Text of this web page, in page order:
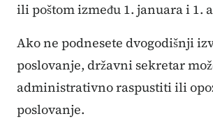
ili poštom između 1. januara i 1.
Ako ne podnesete dvogodišnji
poslovanje, državni sekretar
administrativno raspustiti ili
poslovanje.